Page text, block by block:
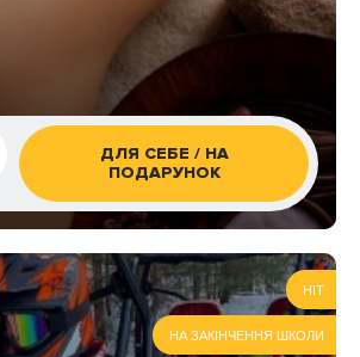
ДЛЯ СЕБЕ / НА
ПОДАРУНОК
HIT
НА ЗАКІНЧЕННЯ ШКОЛИ